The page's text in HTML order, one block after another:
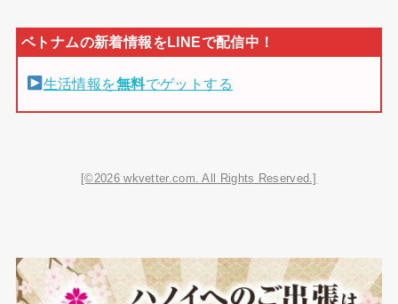
生活情報を無料でゲットする
[©2026 wkvetter.com. All Rights Reserved.]